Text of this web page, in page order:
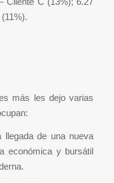
más les dejo varias
llegada de una nueva
económica y bursátil